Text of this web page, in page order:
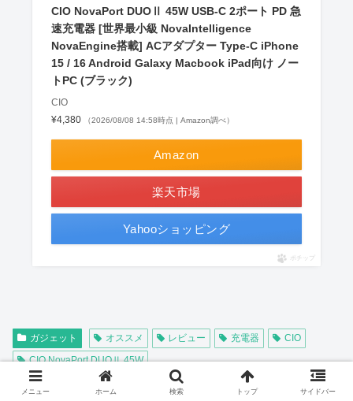
CIO NovaPort DUOⅡ 45W USB-C 2ポート PD 急
速充電器 [世界最小級 NovaIntelligence
NovaEngine搭載] ACアダプター Type-C iPhone
15 / 16 Android Galaxy Macbook iPad向け ノー
トPC (ブラック)
CIO
¥4,380
（2026/08/08 14:58時点 | Amazon調べ）
Amazon
楽天市場
Yahooショッピング
ポチップ
ガジェット オススメ レビュー 充電器
CIO
CIO NovaPort DUOⅡ 45W
スポンサーリンク
メニュー ホーム 検索 トップ サイドバー